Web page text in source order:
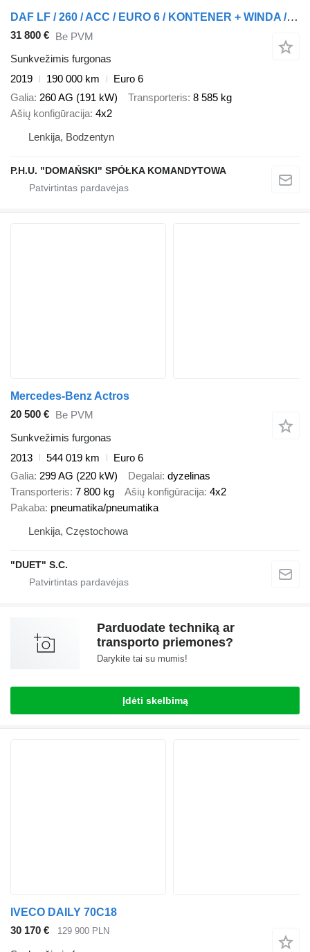
DAF LF / 260 / ACC / EURO 6 / KONTENER + WINDA / 18 PALET / ŁAD. 8 5
31 800 € Be PVM
Sunkvežimis furgonas
2019
190 000 km
Euro 6
Galia 260 AG (191 kW) Transporteris 8 585 kg
Ašių konfigūracija 4x2
Lenkija, Bodzentyn
P.H.U. "DOMAŃSKI" SPÓŁKA KOMANDYTOWA
Mercedes-Benz Actros
20 500 € Be PVM
Sunkvežimis furgonas
2013
544 019 km
Euro 6
Galia 299 AG (220 kW) Degalai dyzelinas
Transporteris 7 800 kg Ašių konfigūracija 4x2
Pakaba pneumatika/pneumatika
Lenkija, Częstochowa
"DUET" S.C.
Parduodate techniką ar
transporto priemones?
Darykite tai su mumis!
Įdėti skelbimą
IVECO DAILY 70C18
30 170 €
129 900 PLN